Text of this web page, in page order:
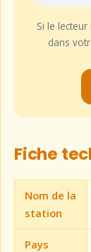
Si le
dans
Fiche
Nom de la
station
Pays